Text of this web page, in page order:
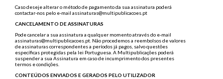
Caso deseje alterar o método de pagamento da sua assinatura poderá
contactar-nos pelo e-mail assinaturas@multipublicacoes.pt
CANCELAMENTO DE ASSINATURAS
Pode cancelar a sua assinatura a qualquer momento através do e-mail
assinaturas@multipublicacoes.pt. Não procedemos a reembolsos de valores
de assinaturas correspondentes a períodos já pagos, salvo questões
específicas protegidas pela lei Portuguesa. A Multipublicações poderá
suspender a sua Assinatura em caso de incumprimento dos presentes
termos e condições.
CONTEÚDOS ENVIADOS E GERADOS PELO UTILIZADOR